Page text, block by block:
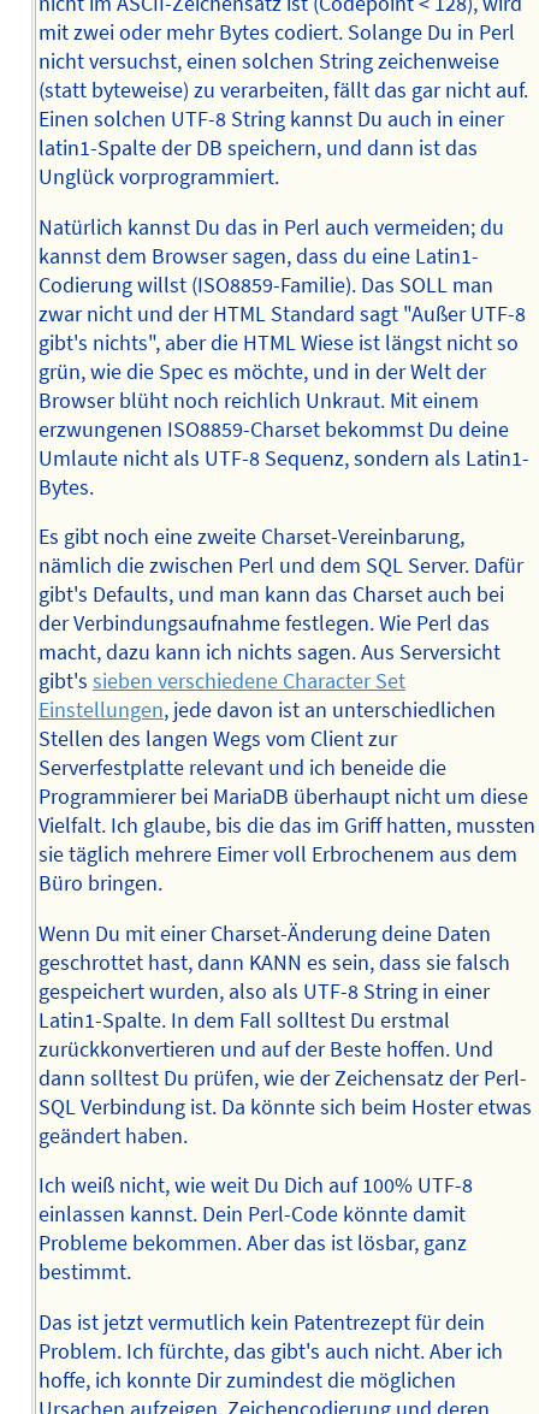
mit zwei oder mehr Bytes codiert. Solange Du in Perl
nicht versuchst, einen solchen String zeichenweise
(statt byteweise) zu verarbeiten, fällt das gar nicht auf.
Einen solchen UTF-8 String kannst Du auch in einer
latin1-Spalte der DB speichern, und dann ist das
Unglück vorprogrammiert.
Natürlich kannst Du das in Perl auch vermeiden; du
kannst dem Browser sagen, dass du eine Latin1-
Codierung willst (ISO8859-Familie). Das SOLL man
zwar nicht und der HTML Standard sagt "Außer UTF-8
gibt's nichts", aber die HTML Wiese ist längst nicht so
grün, wie die Spec es möchte, und in der Welt der
Browser blüht noch reichlich Unkraut. Mit einem
erzwungenen ISO8859-Charset bekommst Du deine
Umlaute nicht als UTF-8 Sequenz, sondern als Latin1-
Bytes.
Es gibt noch eine zweite Charset-Vereinbarung,
nämlich die zwischen Perl und dem SQL Server. Dafür
gibt's Defaults, und man kann das Charset auch bei
der Verbindungsaufnahme festlegen. Wie Perl das
macht, dazu kann ich nichts sagen. Aus Serversicht
gibt's sieben verschiedene Character Set
Einstellungen, jede davon ist an unterschiedlichen
Stellen des langen Wegs vom Client zur
Serverfestplatte relevant und ich beneide die
Programmierer bei MariaDB überhaupt nicht um diese
Vielfalt. Ich glaube, bis die das im Griff hatten, mussten
sie täglich mehrere Eimer voll Erbrochenem aus dem
Büro bringen.
Wenn Du mit einer Charset-Änderung deine Daten
geschrottet hast, dann KANN es sein, dass sie falsch
gespeichert wurden, also als UTF-8 String in einer
Latin1-Spalte. In dem Fall solltest Du erstmal
zurückkonvertieren und auf der Beste hoffen. Und
dann solltest Du prüfen, wie der Zeichensatz der Perl-
SQL Verbindung ist. Da könnte sich beim Hoster etwas
geändert haben.
Ich weiß nicht, wie weit Du Dich auf 100% UTF-8
einlassen kannst. Dein Perl-Code könnte damit
Probleme bekommen. Aber das ist lösbar, ganz
bestimmt.
Das ist jetzt vermutlich kein Patentrezept für dein
Problem. Ich fürchte, das gibt's auch nicht. Aber ich
hoffe, ich konnte Dir zumindest die möglichen